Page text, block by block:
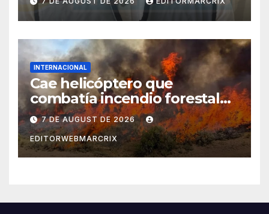
INTERNACIONAL
Cae helicóptero que
combatía incendio forestal
en Utah
7 DE AUGUST DE 2026
EDITORWEBMARCRIX